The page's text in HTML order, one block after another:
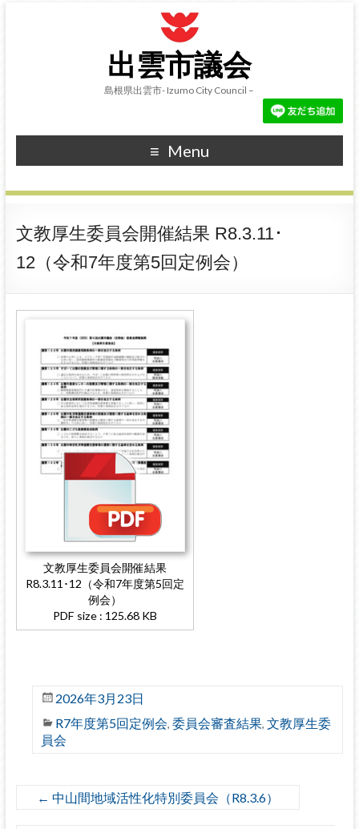
出雲市議会
島根県出雲市- Izumo City Council –
Menu
文教厚生委員会開催結果 R8.3.11･
12（令和7年度第5回定例会）
文教厚生委員会開催結果
R8.3.11･12（令和7年度第5回定
例会）
PDF size : 125.68 KB
2026年3月23日
R7年度第5回定例会, 委員会審査結果, 文教厚生委
員会
← 中山間地域活性化特別委員会（R8.3.6）